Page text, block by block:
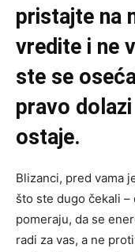
pristajte na
vredite i ne
ste se
pravo
ostaje.
Blizanci, pred vama
što ste dugo čekali –
pomeraju, da se
radi za vas, a ne